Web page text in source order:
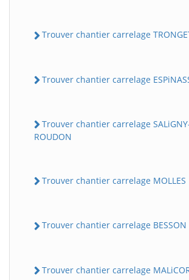
Trouver chantier carrelage
Trouver chantier carrelage
Trouver chantier carrelage
ROUDON
Trouver chantier carrelage MOLLES
Trouver chantier carrelage BESSON
Trouver chantier carrelage